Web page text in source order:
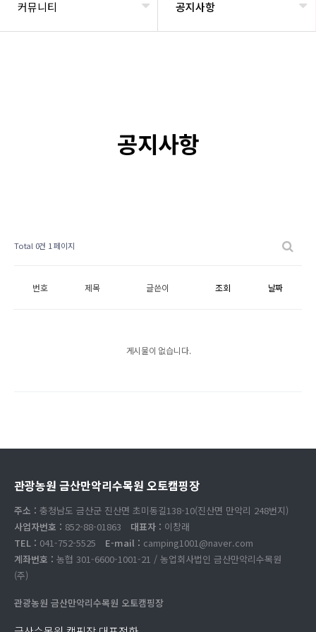
커뮤니티 공지사항
공지사항
Total 0건 1 페이지
번호 제목 글쓴이 조회 날짜
게시물이 없습니다.
관광농원 금산만악리수목원 오토캠핑장
주소 : 충청남도 금산군 진산면 초미동길138-10(진산면 만악리 248번지)
사업자번호 : 852-88-01863 대표자 : 이창래
TEL : 041-752-5525 E-mail : camping1001@naver.com
계좌번호 : 농협 301-6600-1001-21 / 농업회사법인 금산만악리수목원
(주)
관광농원 금산만악리수목원 오토캠핑장